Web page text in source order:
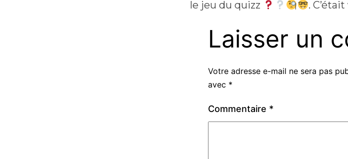
le jeu du quizz
.
Laisser un
Votre adresse e-mail ne sera pas
avec *
Commentaire *